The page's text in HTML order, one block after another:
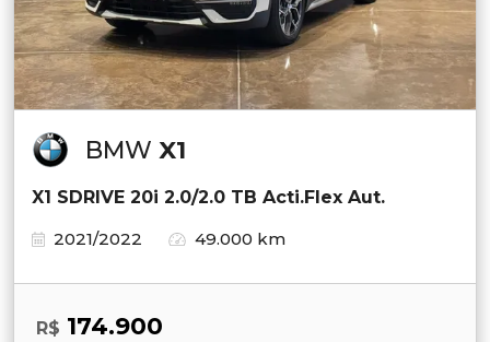
BMW X1
X1 SDRIVE 20i 2.0/2.0 TB Acti.Flex Aut.
2021/2022
49.000 km
R$ 174.900